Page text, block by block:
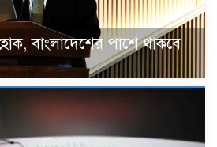
হোক, বাংলাদেশের পাশে থাকবে